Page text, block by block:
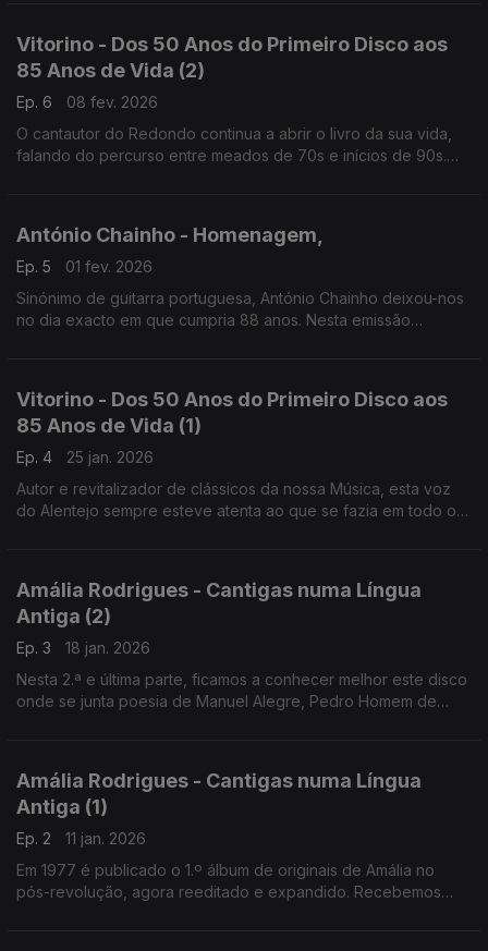
Vitorino - Dos 50 Anos do Primeiro Disco aos
85 Anos de Vida (2)
Ep. 6
08 fev. 2026
O cantautor do Redondo continua a abrir o livro da sua vida,
falando do percurso entre meados de 70s e inícios de 90s.
António Chainho - Homenagem,
Ep. 5
01 fev. 2026
Sinónimo de guitarra portuguesa, António Chainho deixou-nos
no dia exacto em que cumpria 88 anos. Nesta emissão
Vitorino - Dos 50 Anos do Primeiro Disco aos
85 Anos de Vida (1)
Ep. 4
25 jan. 2026
Autor e revitalizador de clássicos da nossa Música, esta voz
do Alentejo sempre esteve atenta ao que se fazia em todo o
Amália Rodrigues - Cantigas numa Língua
Antiga (2)
Ep. 3
18 jan. 2026
Nesta 2.ª e última parte, ficamos a conhecer melhor este disco
onde se junta poesia de Manuel Alegre, Pedro Homem de
Amália Rodrigues - Cantigas numa Língua
Antiga (1)
Ep. 2
11 jan. 2026
Em 1977 é publicado o 1.º álbum de originais de Amália no
pós-revolução, agora reeditado e expandido. Recebemos